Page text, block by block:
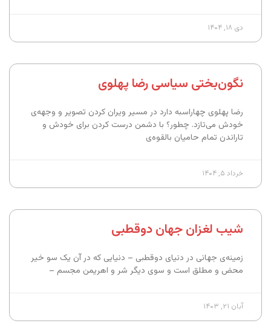
دی ۱۸, ۱۴۰۴
نگون‌بختی سیاسی رضا پهلوی
رضا پهلوی چهاراسبه دارد در مسیر ویران کردن تصویر و وجهه‌ی
خودش می‌تازد. چطور؟ با دشمن درست کردن برای خودش و
تاراندن تمام حامیان بالقوه‌ی
خرداد ۵, ۱۴۰۴
شیب لغزان جهان دوقطبی
زمینه‌ی جهانی در دنیای دوقطبی – دنیایی که در آن یک سو خیر
محض و مطلق است و سوی دیگر شر و اهریمن مجسم –
آبان ۲۱, ۱۴۰۳